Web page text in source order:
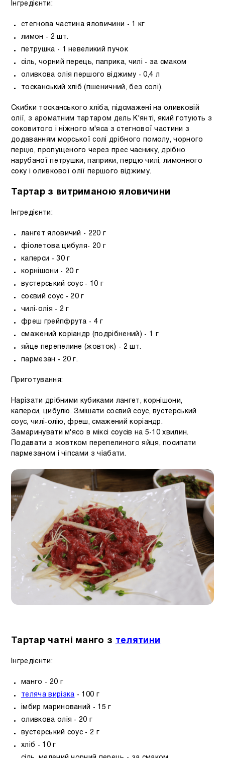
Інгредієнти:
стегнова частина яловичини - 1 кг
лимон - 2 шт.
петрушка - 1 невеликий пучок
сіль, чорний перець, паприка, чилі - за смаком
оливкова олія першого віджиму - 0,4 л
тосканський хліб (пшеничний, без солі).
Скибки тосканського хліба, підсмажені на оливковій
олії, з ароматним тартаром дель К'янті, який готують з
соковитого і ніжного м'яса з стегнової частини з
додаванням морської солі дрібного помолу, чорного
перцю, пропущеного через прес часнику, дрібно
нарубаної петрушки, паприки, перцю чилі, лимонного
соку і оливкової олії першого віджиму.
Тартар з витриманою яловичини
Інгредієнти:
лангет яловичий - 220 г
фіолетова цибуля- 20 г
каперси - 30 г
корнішони - 20 г
вустерський соус - 10 г
соєвий соус - 20 г
чилі-олія - 2 г
фреш грейпфрута - 4 г
смажений коріандр (подрібнений) - 1 г
яйце перепелине (жовток) - 2 шт.
пармезан - 20 г.
Приготування:
Нарізати дрібними кубиками лангет, корнішони,
каперси, цибулю. Змішати соєвий соус, вустерський
соус, чилі-олію, фреш, смажений коріандр.
Замаринувати м'ясо в міксі соусів на 5-10 хвилин.
Подавати з жовтком перепелиного яйця, посипати
пармезаном і чіпсами з чіабати.
Тартар чатні манго з телятини
Інгредієнти:
манго - 20 г
теляча вирізка - 100 г
імбир маринований - 15 г
оливкова олія - ​​20 г
вустерський соус - 2 г
хліб - 10 г